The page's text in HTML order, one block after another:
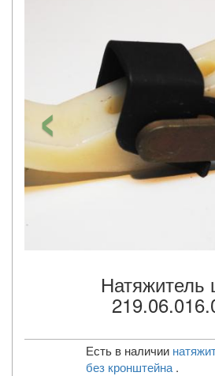
‹
Натяжитель
Есть в наличии
без кронштейна .